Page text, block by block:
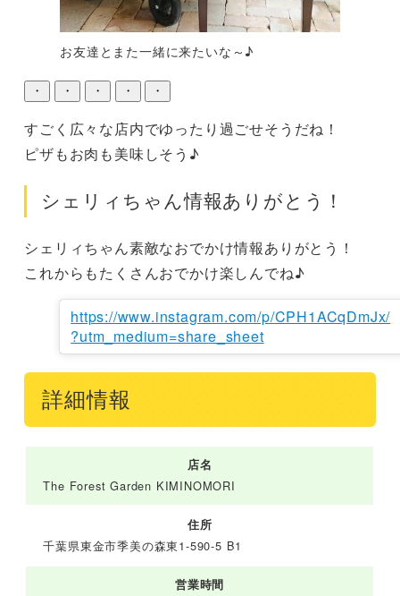
お友達とまた一緒に来たいな～♪
・ ・ ・ ・ ・
すごく広々な店内でゆったり過ごせそうだね！
ピザもお肉も美味しそう♪
シェリィちゃん情報ありがとう！
シェリィちゃん素敵なおでかけ情報ありがとう！
これからもたくさんおでかけ楽しんでね♪
https://www.instagram.com/p/CPH1ACqDmJx/
?utm_medium=share_sheet
詳細情報
店名
The Forest Garden KIMINOMORI
住所
千葉県東金市季美の森東1-590-5 B1
営業時間